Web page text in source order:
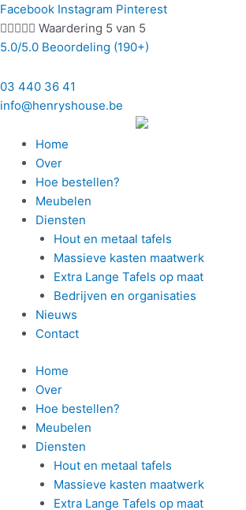
Ga
naar
de
Facebook Instagram Pinterest
 Waardering 5 van 5
5.0/5.0 Beoordeling (190+)
03 440 36 41
info@henryshouse.be
Home
Over
Hoe bestellen?
Meubelen
Diensten
Hout en metaal tafels
Massieve kasten maatwerk
Extra Lange Tafels op maat
Bedrijven en organisaties
Nieuws
Contact
Home
Over
Hoe bestellen?
Meubelen
Diensten
Hout en metaal tafels
Massieve kasten maatwerk
Extra Lange Tafels op maat
Bericht
paginering